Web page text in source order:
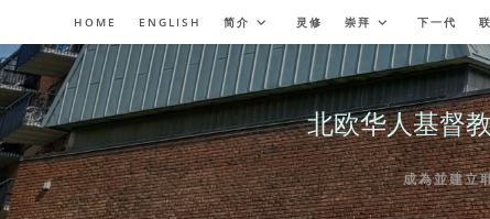
to
content
HOME ENGLISH 简介 灵修 崇拜 下一代
北欧华人基督
成為並建立